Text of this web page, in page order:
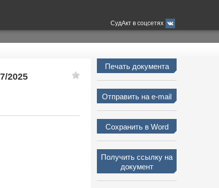
СудАкт в соцсетях
2025
Печать документа
Отправить на e-mail
Сохранить в Word
Получить ссылку на
документ